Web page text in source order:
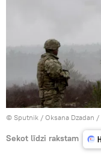
© Sputnik / Oksana Dzadan /
Sekot līdzi rakstam